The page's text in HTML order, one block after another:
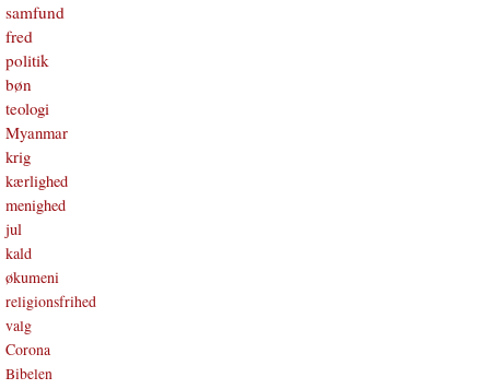
samfund
fred
politik
bøn
teologi
Myanmar
krig
kærlighed
menighed
jul
kald
økumeni
religionsfrihed
valg
Corona
Bibelen